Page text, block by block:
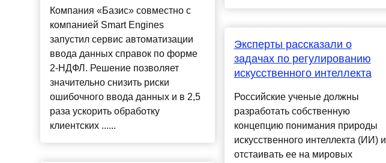
Компания «Базис» совместно с
компанией Smart Engines
запустил сервис автоматизации
ввода данных справок по форме
2-НДФЛ. Решение позволяет
значительно снизить риски
ошибочного ввода данных и в 2,5
раза ускорить обработку
клиентских ......
Эксперты рассказали о
задачах по регулированию
искусственного интеллекта
Российские ученые должны
разработать собственную
концепцию понимания природы
искусственного интеллекта (ИИ) и
отстаивать ее на мировых